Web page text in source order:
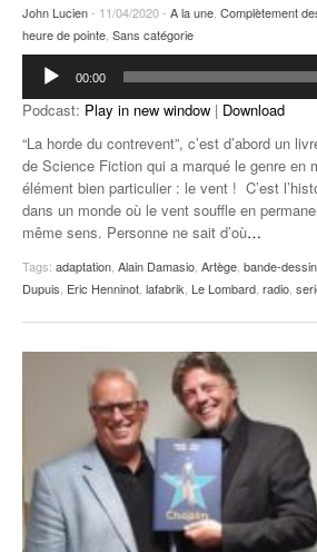
John Lucien- 11/04/2020 - A la une Complètement
heure de pointe Sans catégorie
Lecteur
audio
00:00
Podcast: Play in new window | Download
“La horde du contrevent”, c’est d’abord un
de Science Fiction qui a marqué le genre en
élément bien particulier : le vent ! C’est
dans un monde où le vent souffle en
même sens. Personne ne sait d’où…
Tags: adaptation Alain Damasio Artège bande-
Dupuis Eric Henninot lafabrik Le Lombard radio